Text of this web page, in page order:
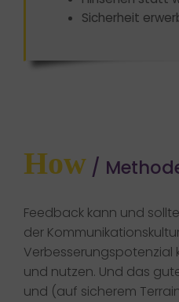
Sicherheit
How/
Feedback kann und
der
Verbesserungspotenzial
und nutzen. Und das
und (auf sicherem